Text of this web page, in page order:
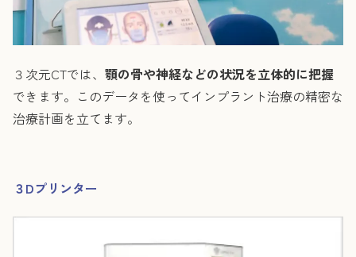
３次元CTでは、 顎の骨や神経などの状況を立体的に把握
できます。このデータを使ってインプラント治療の精密な
治療計画を立てます。
３Dプリンター